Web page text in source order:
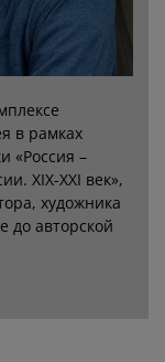
в рамках
«Россия –
XIX-XXI век»,
художника
до авторской